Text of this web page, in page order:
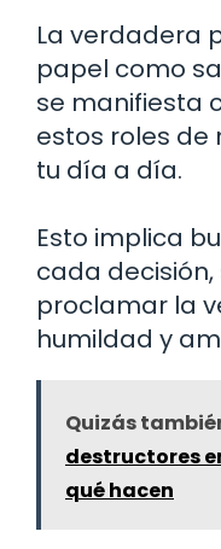
La verdadera
papel como
se manifiesta
estos roles
tu día a día.
Esto implica
cada
proclamar la
humildad y
Quizás
destructores
qué hacen